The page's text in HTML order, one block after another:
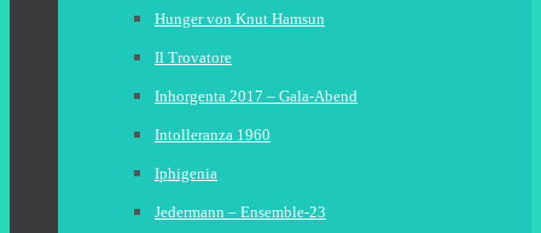
Hunger von Knut Hamsun
Il Trovatore
Inhorgenta 2017 – Gala-Abend
Intolleranza 1960
Iphigenia
Jedermann – Ensemble-23